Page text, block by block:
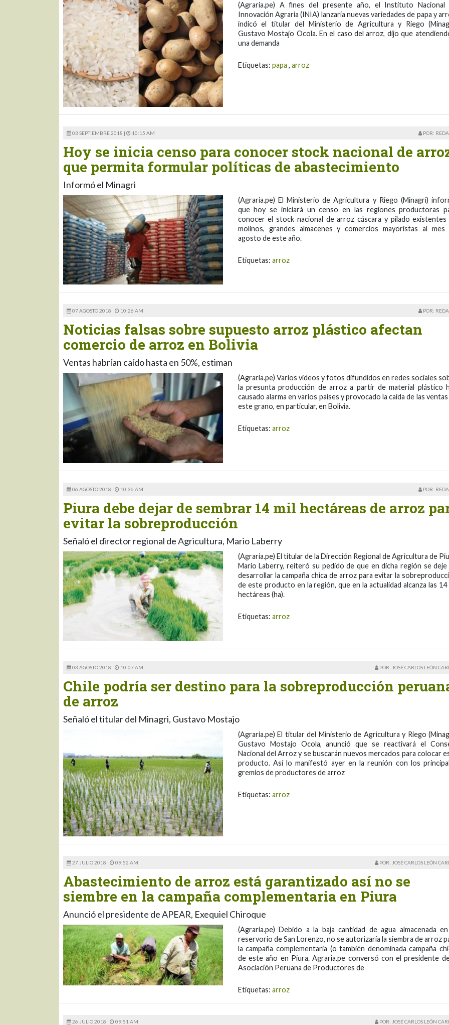
(Agraria.pe) A fines del presente año, el Instituto Nacional
Innovación Agraria (INIA) lanzaría nuevas variedades de papa y
indicó el titular del Ministerio de Agricultura y Riego
Gustavo Mostajo Ocola. En el caso del arroz, dijo que
una demanda
Etiquetas: papa , arroz
03 SEPTIEMBRE 2018 | 10:15 AM POR:
Hoy se inicia censo para conocer stock nacional de
que permita formular políticas de abastecimiento
Informó el Minagri
(Agraria.pe) El Ministerio de Agricultura y Riego (Minagri)
que hoy se iniciará un censo en las regiones productoras
conocer el stock nacional de arroz cáscara y pilado existentes
molinos, grandes almacenes y comercios mayoristas al mes
agosto de este año.
Etiquetas: arroz
07 AGOSTO 2018 | 10:26 AM POR:
Noticias falsas sobre supuesto arroz plástico afectan
comercio de arroz en Bolivia
Ventas habrían caído hasta en 50%, estiman
(Agraria.pe) Varios videos y fotos difundidos en redes sociales
la presunta producción de arroz a partir de material plástico
causado alarma en varios países y provocado la caída de las
este grano, en particular, en Bolivia.
Etiquetas: arroz
06 AGOSTO 2018 | 10:36 AM POR:
Piura debe dejar de sembrar 14 mil hectáreas de arroz
evitar la sobreproducción
Señaló el director regional de Agricultura, Mario Laberry
(Agraria.pe) El titular de la Dirección Regional de Agricultura de
Mario Laberry, reiteró su pedido de que en dicha región se deje
desarrollar la campaña chica de arroz para evitar la
de este producto en la región, que en la actualidad alcanza las 14
hectáreas (ha).
Etiquetas: arroz
03 AGOSTO 2018 | 10:07 AM POR: JOSÉ CARLOS LEÓN
Chile podría ser destino para la sobreproducción
de arroz
Señaló el titular del Minagri, Gustavo Mostajo
(Agraria.pe) El titular del Ministerio de Agricultura y Riego
Gustavo Mostajo Ocola, anunció que se reactivará el
Nacional del Arroz y se buscarán nuevos mercados para colocar
producto. Así lo manifestó ayer en la reunión con los
gremios de productores de arroz
Etiquetas: arroz
27 JULIO 2018 | 09:52 AM POR: JOSÉ CARLOS LEÓN
Abastecimiento de arroz está garantizado así no se
siembre en la campaña complementaria en Piura
Anunció el presidente de APEAR, Exequiel Chiroque
(Agraria.pe) Debido a la baja cantidad de agua almacenada
reservorio de San Lorenzo, no se autorizaría la siembra de arroz
la campaña complementaria (o también denominada campaña
de este año en Piura. Agraria.pe conversó con el presidente
Asociación Peruana de Productores de
Etiquetas: arroz
26 JULIO 2018 | 09:51 AM POR: JOSÉ CARLOS LEÓN